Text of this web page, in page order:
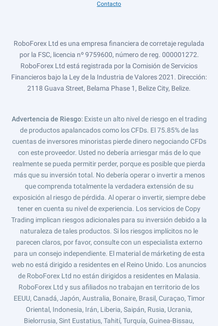
Contacto
RoboForex Ltd es una empresa financiera de corretaje regulada
por la FSC, licencia nº 9759600, número de reg. 000001272.
RoboForex Ltd está registrada por la Comisión de Servicios
Financieros bajo la Ley de la Industria de Valores 2021. Dirección:
2118 Guava Street, Belama Phase 1, Belize City, Belize.
Advertencia de Riesgo: Existe un alto nivel de riesgo en el trading
de productos apalancados como los CFDs. El 75.85% de las
cuentas de inversores minoristas pierde dinero negociando CFDs
con este proveedor. Usted no debería arriesgar más de lo que
realmente se pueda permitir perder, porque es posible que pierda
más que su inversión total. No debería operar o invertir a menos
que comprenda totalmente la verdadera extensión de su
exposición al riesgo de pérdida. Al operar o invertir, siempre debe
tener en cuenta su nivel de experiencia. Los servicios de Copy
Trading implican riesgos adicionales para su inversión debido a la
naturaleza de tales productos. Si los riesgos implícitos no le
parecen claros, por favor, consulte con un especialista externo
para un consejo independiente. El material de márketing de esta
web no está dirigido a residentes en el Reino Unido. Los anuncios
de RoboForex Ltd no están dirigidos a residentes en Malasia.
RoboForex Ltd y sus afiliados no trabajan en territorio de los
EEUU, Canadá, Japón, Australia, Bonaire, Brasil, Curaçao, Timor
Oriental, Indonesia, Irán, Liberia, Saipán, Rusia, Ucrania,
Bielorrusia, Sint Eustatius, Tahití, Turquía, Guinea-Bissau,